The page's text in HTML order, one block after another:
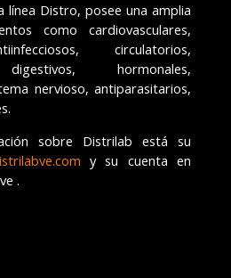
línea Distro, posee una amplia
como cardiovasculares,
circulatorios,
hormonales,
nervioso, antiparasitarios,
sobre Distrilab está su
y su cuenta en
.